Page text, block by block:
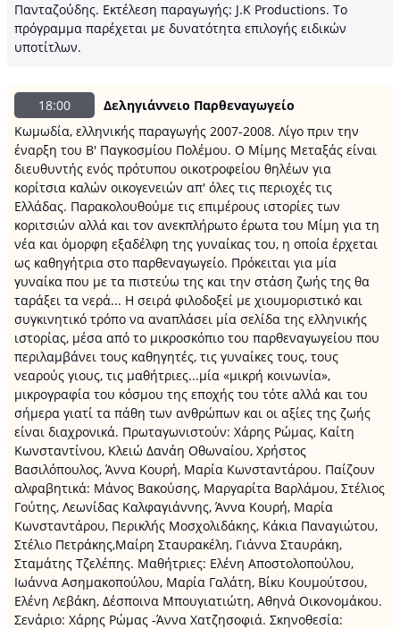
Πανταζούδης. Εκτέλεση παραγωγής: J.K Productions. Το
πρόγραμμα παρέχεται με δυνατότητα επιλογής ειδικών
υποτίτλων.
18:00
Δεληγιάννειο Παρθεναγωγείο
Κωμωδία, ελληνικής παραγωγής 2007-2008. Λίγο πριν την
έναρξη του Β' Παγκοσμίου Πολέμου. Ο Μίμης Μεταξάς είναι
διευθυντής ενός πρότυπου οικοτροφείου θηλέων για
κορίτσια καλών οικογενειών απ' όλες τις περιοχές τις
Ελλάδας. Παρακολουθούμε τις επιμέρους ιστορίες των
κοριτσιών αλλά και τον ανεκπλήρωτο έρωτα του Μίμη για τη
νέα και όμορφη εξαδέλφη της γυναίκας του, η οποία έρχεται
ως καθηγήτρια στο παρθεναγωγείο. Πρόκειται για μία
γυναίκα που με τα πιστεύω της και την στάση ζωής της θα
ταράξει τα νερά... Η σειρά φιλοδοξεί με χιουμοριστικό και
συγκινητικό τρόπο να αναπλάσει μία σελίδα της ελληνικής
ιστορίας, μέσα από το μικροσκόπιο του παρθεναγωγείου που
περιλαμβάνει τους καθηγητές, τις γυναίκες τους, τους
νεαρούς γιους, τις μαθήτριες...μία «μικρή κοινωνία»,
μικρογραφία του κόσμου της εποχής του τότε αλλά και του
σήμερα γιατί τα πάθη των ανθρώπων και οι αξίες της ζωής
είναι διαχρονικά. Πρωταγωνιστούν: Χάρης Ρώμας, Καίτη
Κωνσταντίνου, Κλειώ Δανάη Οθωναίου, Χρήστος
Βασιλόπουλος, Άννα Κουρή, Μαρία Κωνσταντάρου. Παίζουν
αλφαβητικά: Μάνος Βακούσης, Μαργαρίτα Βαρλάμου, Στέλιος
Γούτης, Λεωνίδας Καλφαγιάννης, Άννα Κουρή, Μαρία
Κωνσταντάρου, Περικλής Μοσχολιδάκης, Κάκια Παναγιώτου,
Στέλιο Πετράκης,Μαίρη Σταυρακέλη, Γιάννα Σταυράκη,
Σταμάτης Τζελέπης. Μαθήτριες: Ελένη Αποστολοπούλου,
Ιωάννα Ασημακοπούλου, Μαρία Γαλάτη, Βίκυ Κουμούτσου,
Ελένη Λεβάκη, Δέσποινα Μπουγιατιώτη, Αθηνά Οικονομάκου.
Σενάριο: Χάρης Ρώμας -Άννα Χατζησοφιά. Σκηνοθεσία: